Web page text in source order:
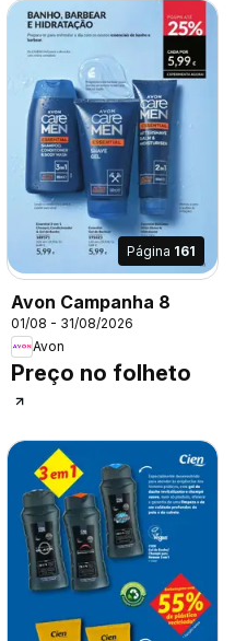
Página 161
Avon Campanha 8
01/08 - 31/08/2026
Avon
Preço no folheto